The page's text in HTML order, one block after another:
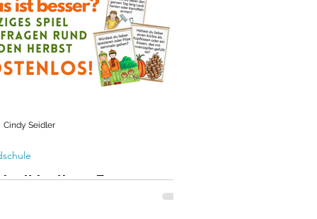
herunter - auch für Deutsch
mit lustigen Fragen rund
Herbst in der
Cindy Seidler